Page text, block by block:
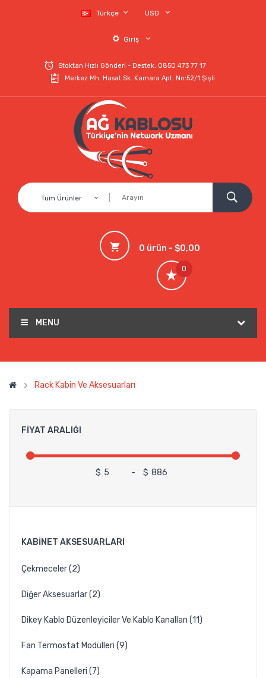
Türkçe USD
Giriş
Stoktan Hızlı Gönderi - Destek: 0850 473 77 17
Merkez Mh. Hasat Sk. Kamara Apt. No:52/1 Şişli
Tüm Ürünler
0 ürün - $0,00
0
MENU
Rack Kabin Ve Aksesuarları
FIYAT ARALIĞI
$ - $
KABINET AKSESUARLARI
Çekmeceler (2)
Diğer Aksesuarlar (2)
Dikey Kablo Düzenleyiciler Ve Kablo Kanalları (11)
Fan Termostat Modülleri (9)
Kapama Panelleri (7)